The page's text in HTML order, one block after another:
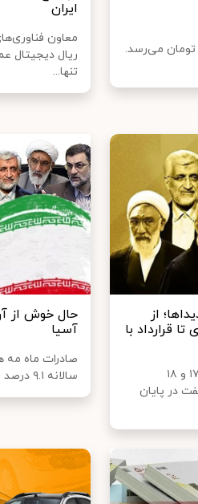
در استان تهران امسال به حداکثر ۳۲ میلیون و ۷۵۰ هزار تومان می‌رسد.
ایران
معاون
ریال دیجیتال
تنها...
از
ای تا قرارداد با
مجری طرح توسعه فازهای ۱۷ و ۱۸
در پایان
حال خوش از
آسیا
صادرات ماه مه
سالانه ۹.۱ درصد افزایش داشته است.